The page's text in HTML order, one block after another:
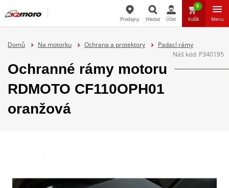
Hledat
Prodejny Hledat Účet
0
Košík Menu
Domů Na motorku Ochrana a protektory
Padací rámy
Náš kód: P340195
Ochranné rámy motoru
RDMOTO CF110OPH01
oranžová